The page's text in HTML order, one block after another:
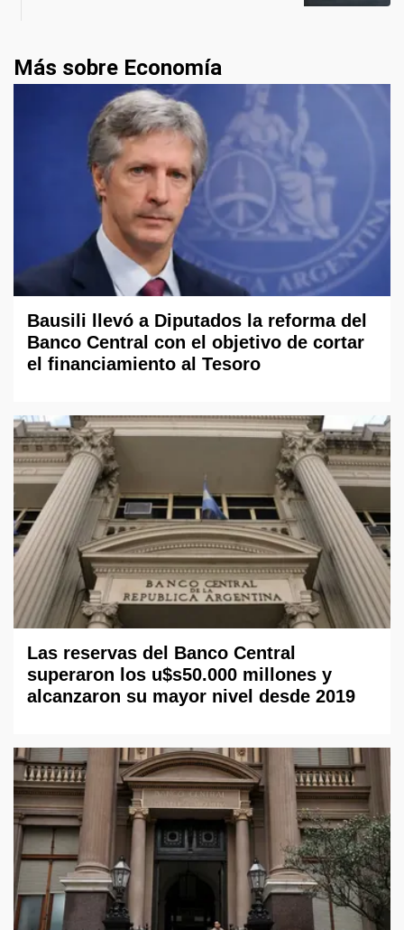
Más sobre Economía
Bausili llevó a Diputados la reforma del
Banco Central con el objetivo de cortar
el financiamiento al Tesoro
Las reservas del Banco Central
superaron los u$s50.000 millones y
alcanzaron su mayor nivel desde 2019